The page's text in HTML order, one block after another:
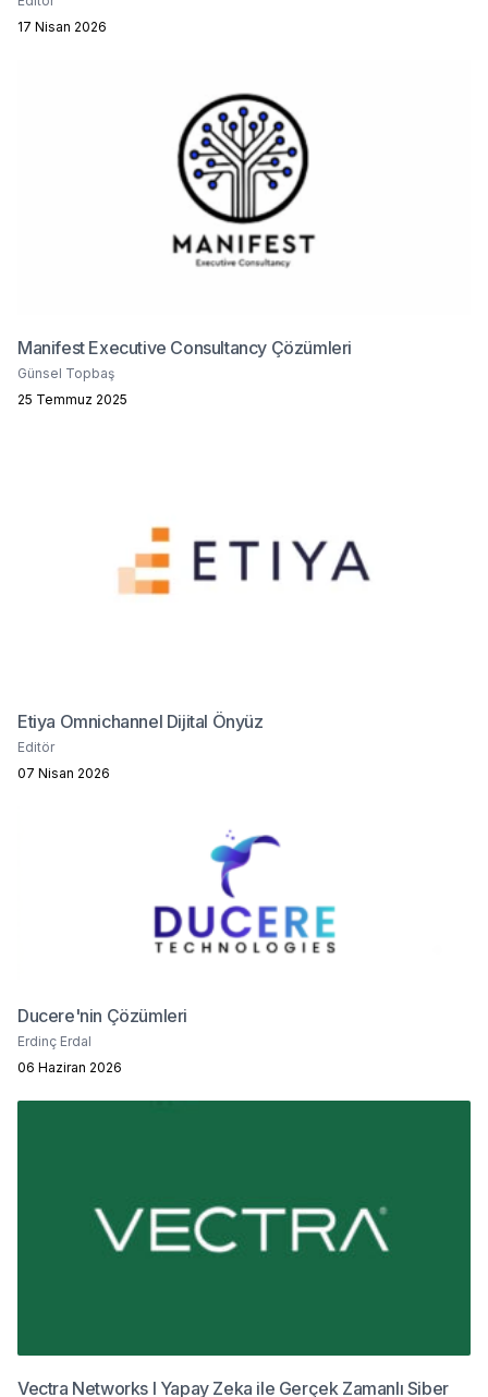
17 Nisan 2026
Manifest Executive Consultancy Çözümleri
Günsel Topbaş
25 Temmuz 2025
Etiya Omnichannel Dijital Önyüz
Editör
07 Nisan 2026
Ducere'nin Çözümleri
Erdinç Erdal
06 Haziran 2026
Vectra Networks I Yapay Zeka ile Gerçek Zamanlı Siber